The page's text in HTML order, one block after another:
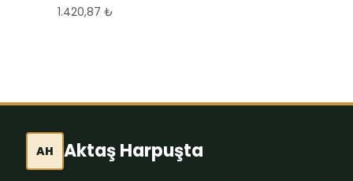
1.420,87 ₺
AH Aktaş Harpuşta